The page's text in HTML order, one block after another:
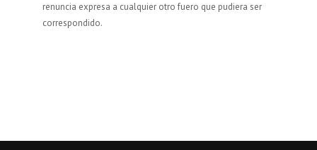
renuncia expresa a cualquier otro fuero que pudiera ser
correspondido.